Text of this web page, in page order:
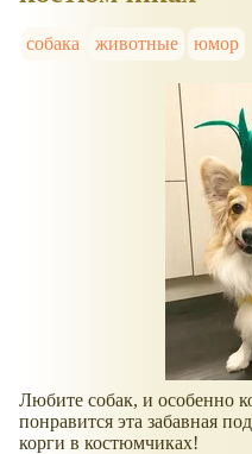
собака животные юмор
Любите собак, и особенно
понравится эта забавная
корги в костюмчиках!